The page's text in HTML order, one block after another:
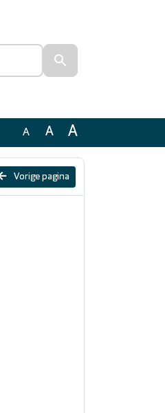
A A A
Vorige pagina